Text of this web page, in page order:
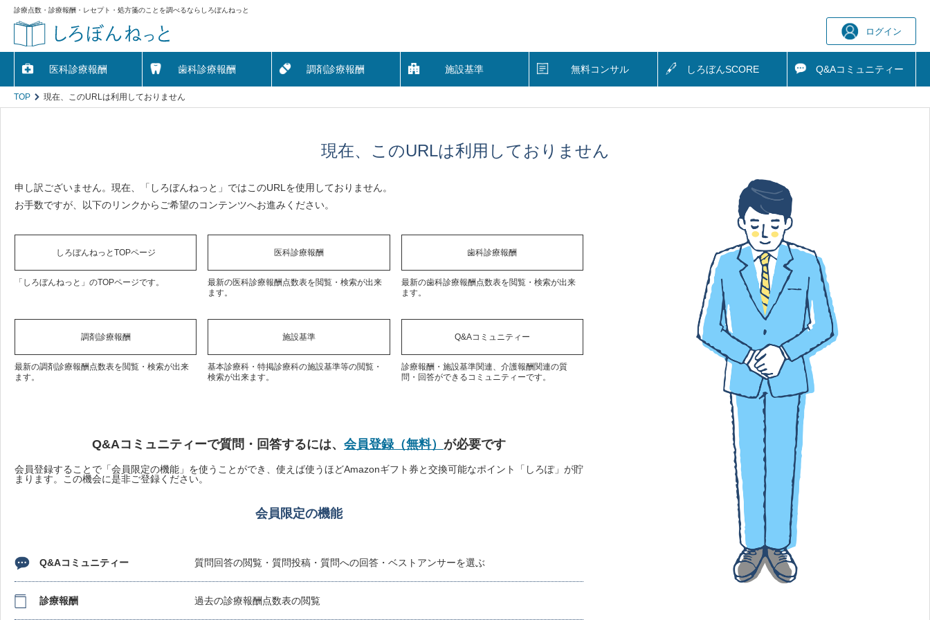
診療点数・診療報酬・レセプト・処方箋のことを調べるならしろぼんねっと
ログイン
医科診療報酬 歯科診療報酬 調剤診療報酬 施設基準 無料コンサル しろぼんSCORE Q&Aコミュニティー
TOP 現在、このURLは利用しておりません
現在、このURLは利用しておりません
申し訳ございません。現在、「しろぼんねっと」ではこのURLを使用しておりません。
お手数ですが、以下のリンクからご希望のコンテンツへお進みください。
しろぼんねっとTOPページ
「しろぼんねっと」のTOPページです。
医科診療報酬
最新の医科診療報酬点数表を閲覧・検索が出来
ます。
歯科診療報酬
最新の歯科診療報酬点数表を閲覧・検索が出来
ます。
調剤診療報酬
最新の調剤診療報酬点数表を閲覧・検索が出来
ます。
施設基準
基本診療科・特掲診療科の施設基準等の閲覧・
検索が出来ます。
Q&Aコミュニティー
診療報酬・施設基準関連、介護報酬関連の質
問・回答ができるコミュニティーです。
Q&Aコミュニティーで質問・回答するには、 会員登録（無料） が必要です
会員登録することで「会員限定の機能」を使うことができ、使えば使うほどAmazonギフト券と交換可能なポイント「しろぽ」が貯
まります。この機会に是非ご登録ください。
会員限定の機能
Q&Aコミュニティー 質問回答の閲覧・質問投稿・質問への回答・ベストアンサーを選ぶ
診療報酬 過去の診療報酬点数表の閲覧